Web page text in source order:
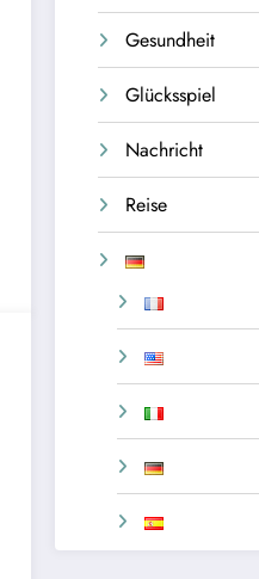
Gesundheit
Glücksspiel
Nachricht
Reise